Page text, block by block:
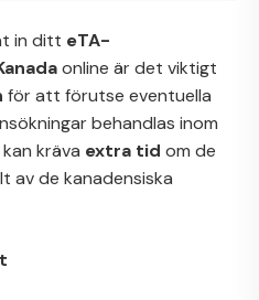
in ditt eTA-
online är det viktigt
för att förutse eventuella
behandlas inom
kräva extra tid om de
av de kanadensiska